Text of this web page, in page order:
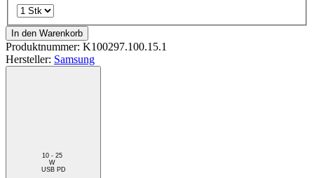
In den Warenkorb
Produktnummer: K100297.100.15.1
Hersteller: Samsung
10 - 25
W
USB PD